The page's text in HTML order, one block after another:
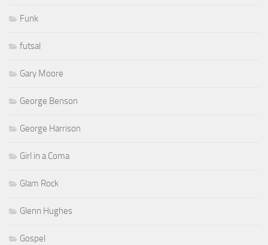
Funk
futsal
Gary Moore
George Benson
George Harrison
Girl in a Coma
Glam Rock
Glenn Hughes
Gospel